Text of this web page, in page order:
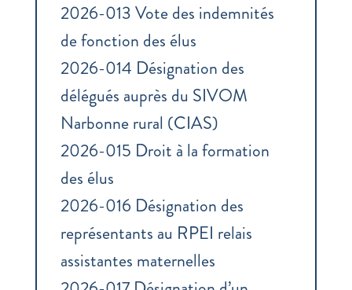
2026-013 Vote des indemnités
de fonction des élus
2026-014 Désignation des
délégués auprès du SIVOM
Narbonne rural (CIAS)
2026-015 Droit à la formation
des élus
2026-016 Désignation des
représentants au RPEI relais
assistantes maternelles